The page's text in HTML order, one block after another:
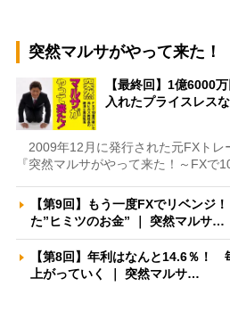
突然マルサがやって来た！
【最終回】1億6000
入れたプライスレス
2009年12月に発行された元FXトレ
『突然マルサがやって来た！～FXで
【第9回】もう一度FXでリベンジ
た”ヒミツのお金” ｜ 突然マルサ…
【第8回】年利はなんと14.6％！
上がっていく ｜ 突然マルサ…